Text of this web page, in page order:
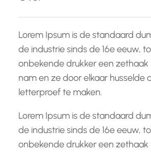
Lorem Ipsum is de standaard
de industrie sinds de 16e eeuw,
onbekende drukker een
nam en ze door elkaar husselde
letterproef te maken.
Lorem Ipsum is de standaard
de industrie sinds de 16e eeuw,
onbekende drukker een